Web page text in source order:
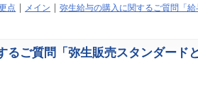
点 メイン 弥生給与の購入に関するご質問「
るご質問「弥生販売スタンダード